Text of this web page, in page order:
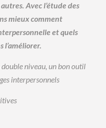
Avec l’étude des
mieux comment
et quels
l’améliorer.
niveau, un bon outil
interpersonnels